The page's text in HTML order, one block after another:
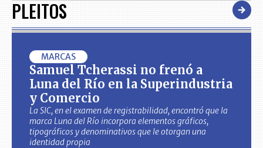
PLEITOS
MARCAS
Samuel Tcherassi no frenó a
Luna del Río en la Superindustria
y Comercio
La SIC, en el examen de registrabilidad, encontró que la
marca Luna del Río incorpora elementos gráficos,
tipográficos y denominativos que le otorgan una
identidad propia